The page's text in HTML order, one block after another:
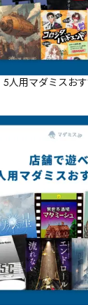
5人用マダミスお